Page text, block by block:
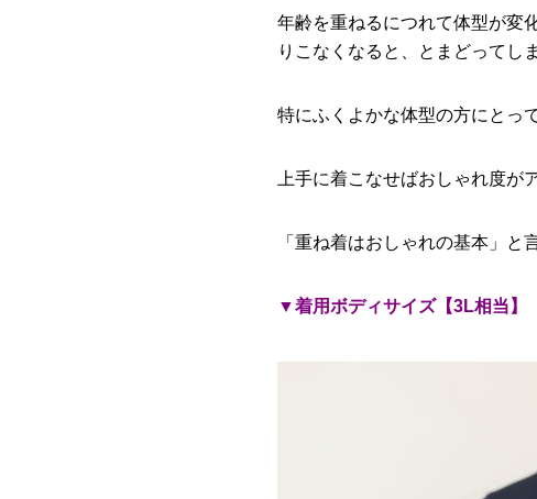
年齢を重ねるにつれて体型が変
りこなくなると、とまどってし
特にふくよかな体型の方にとっ
上手に着こなせばおしゃれ度が
「重ね着はおしゃれの基本」と
▼着用ボディサイズ【3L相当】